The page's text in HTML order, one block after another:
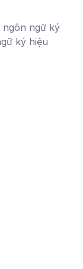
ngôn ngữ ký
ký hiệu